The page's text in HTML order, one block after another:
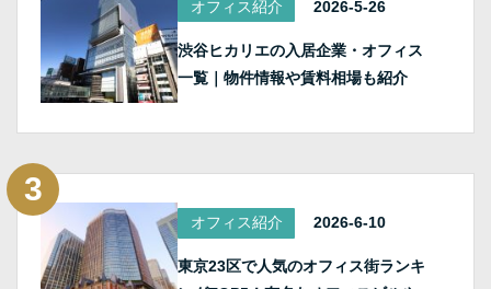
オフィス紹介 2026-5-26
渋谷ヒカリエの入居企業・オフィス
一覧｜物件情報や賃料相場も紹介
オフィス紹介 2026-6-10
東京23区で人気のオフィス街ランキ